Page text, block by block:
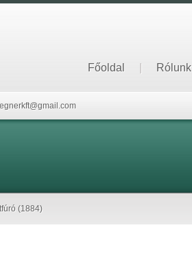
Főoldal Rólunk
(1884)